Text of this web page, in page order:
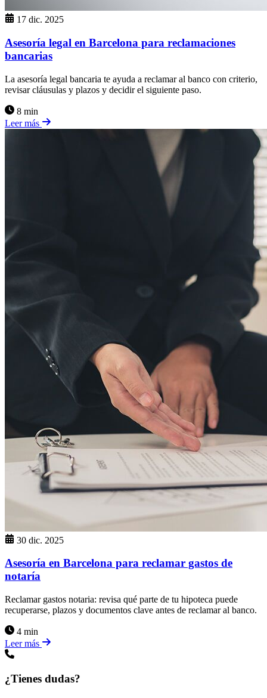
17 dic. 2025
Asesoría legal en Barcelona para reclamaciones
bancarias
La asesoría legal bancaria te ayuda a reclamar al banco con criterio,
revisar cláusulas y plazos y decidir el siguiente paso.
8 min
Leer más
30 dic. 2025
Asesoría en Barcelona para reclamar gastos de
notaría
Reclamar gastos notaria: revisa qué parte de tu hipoteca puede
recuperarse, plazos y documentos clave antes de reclamar al banco.
4 min
Leer más
¿Tienes dudas?